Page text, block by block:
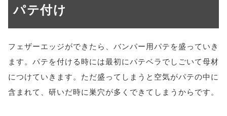
パテ付け
フェザーエッジができたら、バンパー用パテを盛っていき
ます。パテを付ける時には最初にパテベラでしごいて母材
につけていきます。ただ盛ってしまうと空気がパテの中に
含まれて、研いだ時に巣穴が多くできてしまうからです。